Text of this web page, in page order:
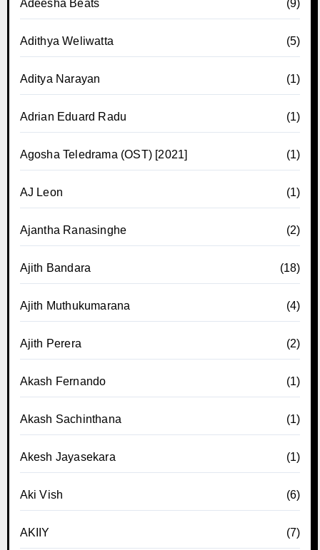
Adeesha Beats (9)
Adithya Weliwatta (5)
Aditya Narayan (1)
Adrian Eduard Radu (1)
Agosha Teledrama (OST) [2021] (1)
AJ Leon (1)
Ajantha Ranasinghe (2)
Ajith Bandara (18)
Ajith Muthukumarana (4)
Ajith Perera (2)
Akash Fernando (1)
Akash Sachinthana (1)
Akesh Jayasekara (1)
Aki Vish (6)
AKIIY (7)